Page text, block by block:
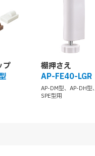
プ
棚押さえ
AP-FE40-LGR
AP-DM型、AP-DH型、
SPE型用